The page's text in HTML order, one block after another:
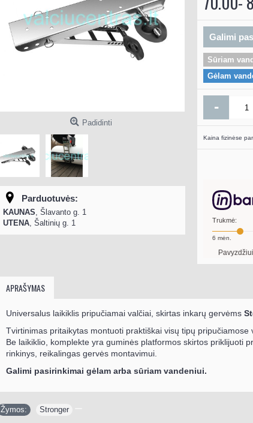
Padidinti
Parduotuvės:
KAUNAS, Šlavanto g. 1
UTENA, Šaltinių g. 1
Galimi
Sūriam
Gėlam
-
Kaina fizinėse
Trukmė:
6 mėn.
Pavyzdžiui, skolinantis
APRAŠYMAS
Universalus laikiklis pripučiamai valčiai, skirtas inkarų gervėms
Tvirtinimas pritaikytas montuoti praktiškai visų tipų
Be laikiklio, komplekte yra guminės platformos skirtos priklijuoti
rinkinys, reikalingas gervės montavimui.
Galimi pasirinkimai gėlam arba sūriam vandeniui.
Žymos: Stronger